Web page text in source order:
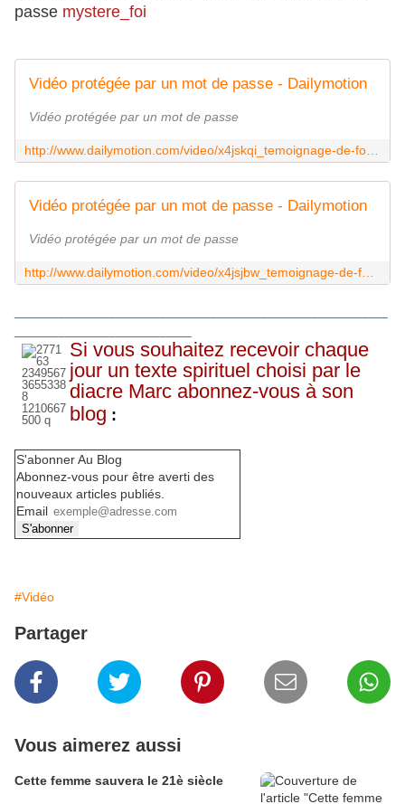
passe mystere_foi
Vidéo protégée par un mot de passe - Dailymotion
Vidéo protégée par un mot de passe
Vidéo protégée par un mot de passe - Dailymotion
Vidéo protégée par un mot de passe
Si vous souhaitez recevoir chaque
jour un texte spirituel choisi par le
diacre Marc abonnez-vous à son
blog :
S'abonner Au Blog
Abonnez-vous pour être averti des
nouveaux articles publiés.
Email
#Vidéo
Partager
Vous aimerez aussi
Cette femme sauvera le 21è siècle